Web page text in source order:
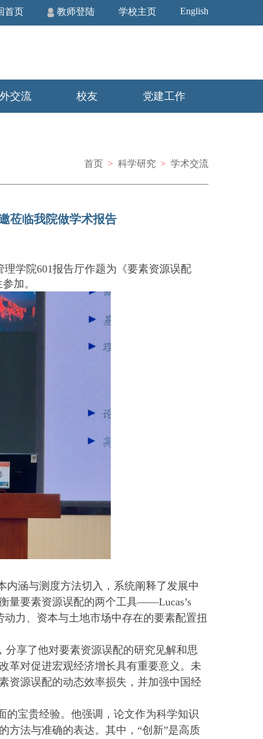
English
学校主页
教师登陆
首页
交流 校友 党建工作
首页 > 科学研究 > 学术交流
莅临我院做学术报告
学院601报告厅作题为《要素资源误配
加。
涵与测度方法切入，系统阐释了发展中
量要素资源误配的两个工具——Lucas’s
力、资本与土地市场中存在的要素配置扭
享了他对要素资源误配的研究见解和思
革对促进宏观经济增长具有重要意义。未
资源误配的动态效率损失，并加强中国经
宝贵经验。他强调，论文作为科学知识
方法与准确的表达。其中，“创新”是高质